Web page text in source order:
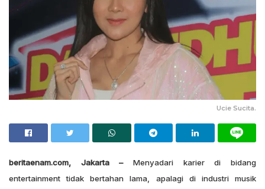
Ucie Sucita.
beritaenam.com, Jakarta –Menyadari karier di bidang
entertainment tidak bertahan lama, apalagi di industri musik